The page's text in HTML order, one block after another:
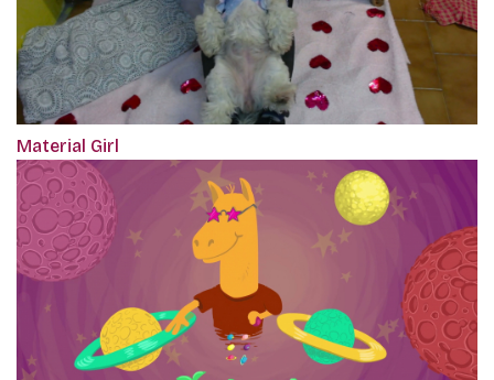
Material Girl